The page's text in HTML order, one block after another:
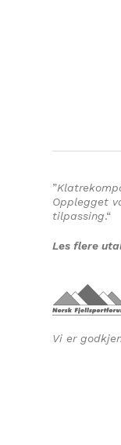
”
Opplegget
tilpassing.“
Les flere
Vi er